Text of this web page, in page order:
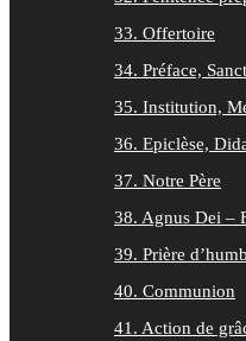
33. Offertoire
34. Préface,
35. Institution,
36. Epiclèse,
37. Notre Père
38. Agnus Dei –
39. Prière
40. Communion
41. Action de